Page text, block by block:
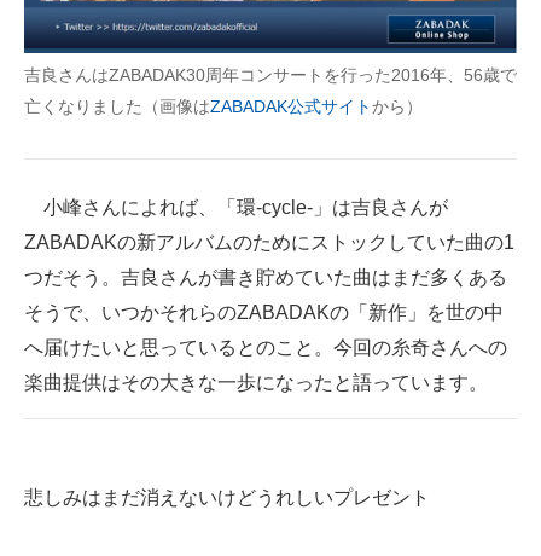
吉良さんはZABADAK30周年コンサートを行った2016年、56歳で
亡くなりました（画像はZABADAK公式サイトから）
小峰さんによれば、「環-cycle-」は吉良さんが
ZABADAKの新アルバムのためにストックしていた曲の1
つだそう。吉良さんが書き貯めていた曲はまだ多くある
そうで、いつかそれらのZABADAKの「新作」を世の中
へ届けたいと思っているとのこと。今回の糸奇さんへの
楽曲提供はその大きな一歩になったと語っています。
悲しみはまだ消えないけどうれしいプレゼント